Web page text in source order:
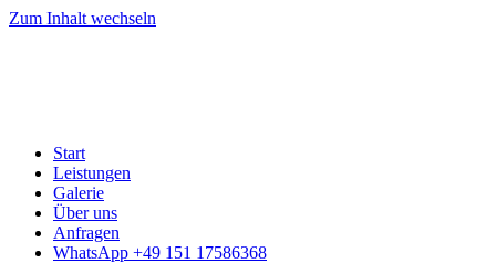
Zum Inhalt wechseln
Start
Leistungen
Galerie
Über uns
Anfragen
WhatsApp +49 151 17586368